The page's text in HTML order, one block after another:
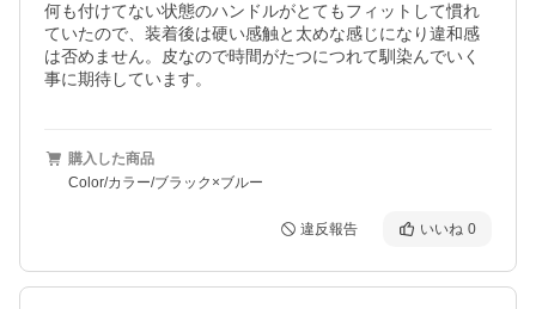
何も付けてない状態のハンドルがとてもフィットして慣れ
ていたので、装着後は硬い感触と太めな感じになり違和感
は否めません。皮なので時間がたつにつれて馴染んでいく
購入した商品
Color/カラー/ブラック×ブルー
違反報告 いいね 0